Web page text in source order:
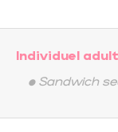
Individuel
• Sandwich